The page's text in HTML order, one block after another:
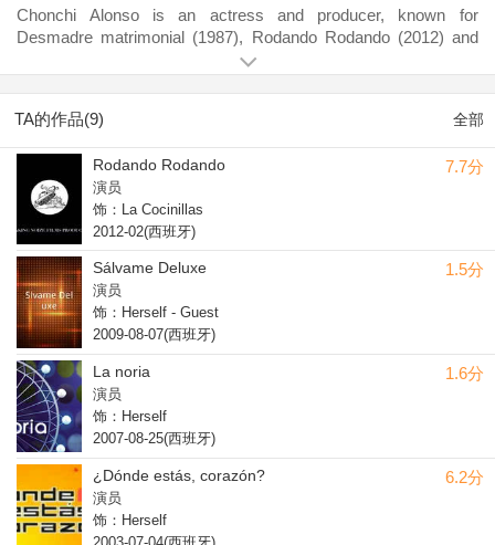
Chonchi Alonso is an actress and producer, known for
Desmadre matrimonial (1987), Rodando Rodando (2012) and
TA的作品(9) 全部
7.7分
Rodando Rodando
演员
饰：La Cocinillas
2012-02(西班牙)
1.5分
Sálvame Deluxe
演员
饰：Herself - Guest
2009-08-07(西班牙)
1.6分
La noria
演员
饰：Herself
2007-08-25(西班牙)
6.2分
¿Dónde estás, corazón?
演员
饰：Herself